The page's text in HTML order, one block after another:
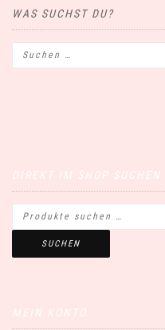
WAS SUCHST DU?
SUCHEN